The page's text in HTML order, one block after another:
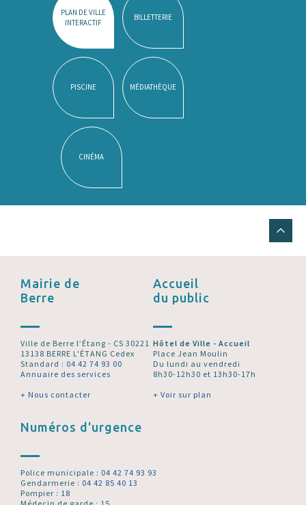
PLAN DE VILLE
INTERACTIF
BILLETTERIE
PISCINE MÉDIATHÈQUE
CINÉMA
Mairie de
Berre
Ville de Berre l’Étang - CS 30221
13138 BERRE L'ÉTANG Cedex
Standard : 04 42 74 93 00
Annuaire des services
+ Nous contacter
Accueil
du public
Hôtel de Ville - Accueil
Place Jean Moulin
Du lundi au vendredi
8h30-12h30 et 13h30-17h
+ Voir sur plan
Numéros d'urgence
Police municipale : 04 42 74 93 93
Gendarmerie : 04 42 85 40 13
Pompier : 18